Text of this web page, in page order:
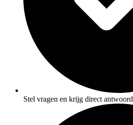
Stel vragen en krijg direct antwoord